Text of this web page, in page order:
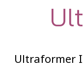
Ultraformer